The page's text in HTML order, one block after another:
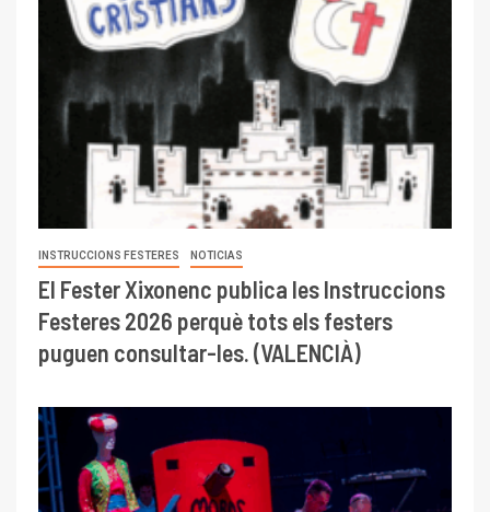
INSTRUCCIONS FESTERES NOTICIAS
El Fester Xixonenc publica les Instruccions
Festeres 2026 perquè tots els festers
puguen consultar-les. (VALENCIÀ)